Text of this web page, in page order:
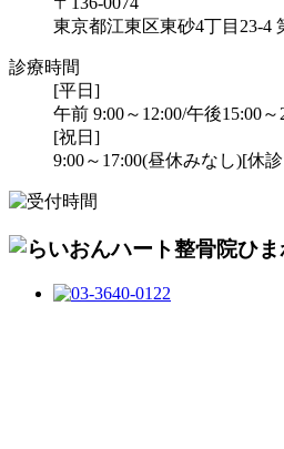
東京都江東区東砂4丁目23-4
診療時間
[平日]
午前 9:00～12:00/午後15:00～
[祝日]
9:00～17:00(昼休みなし)[休